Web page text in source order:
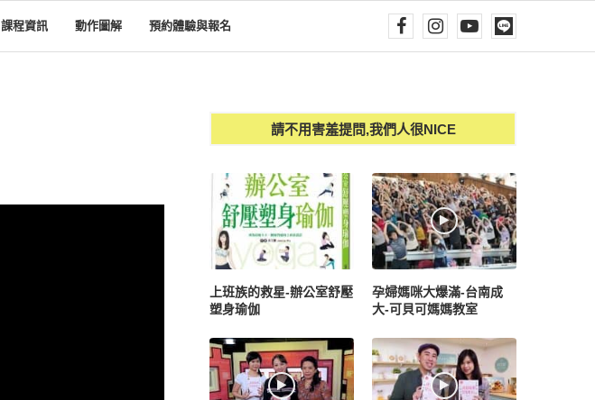
課程資訊 動作圖解 預約體驗與報名
請不用害羞提問,我們人很NICE
上班族的救星-辦公室舒壓
塑身瑜伽
孕婦媽咪大爆滿-台南成
大-可貝可媽媽教室